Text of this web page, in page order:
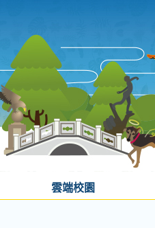
雲端校園